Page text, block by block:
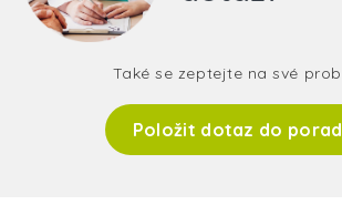
Také se zeptejte na své
Položit dotaz do